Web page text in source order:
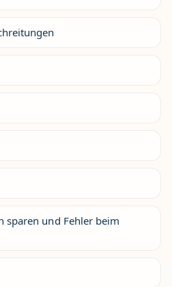
sparen und Fehler beim